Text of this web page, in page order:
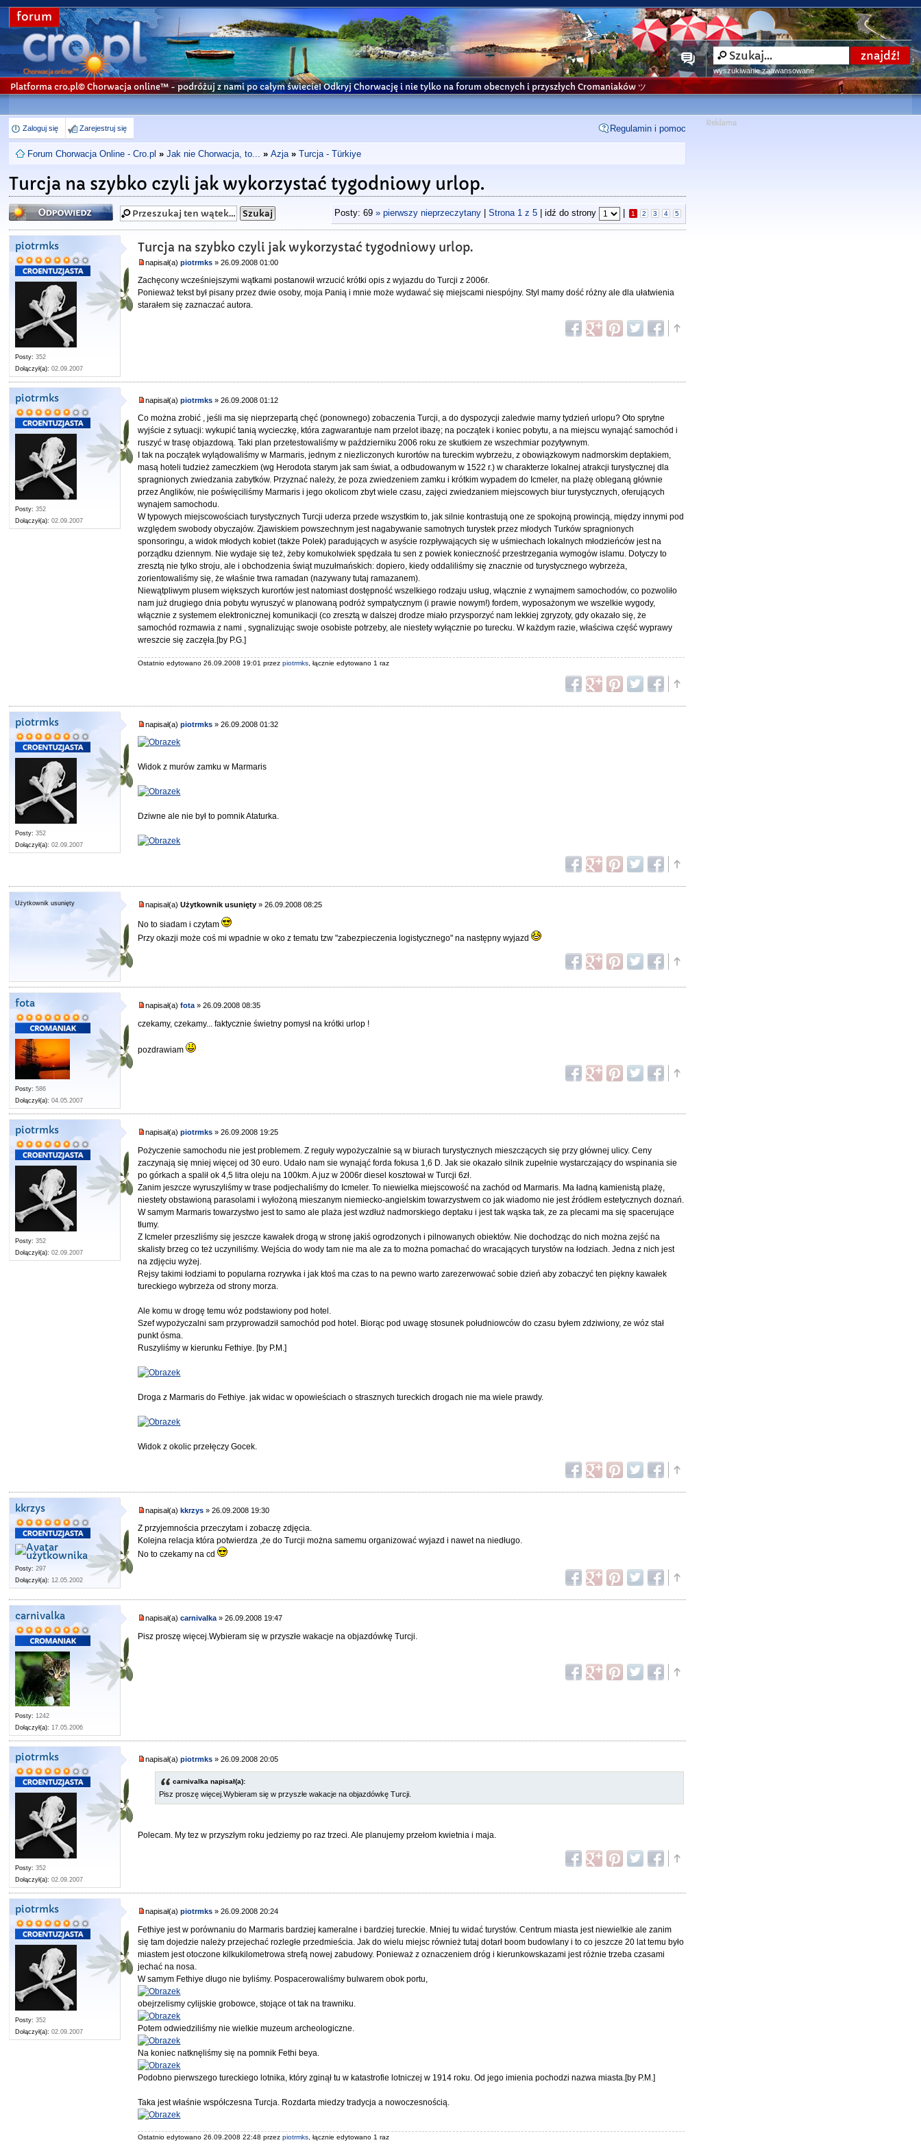
forum
wyszukiwanie zaawansowane
Platforma cro.pl© Chorwacja online™ - podróżuj z nami po całym świecie! Odkryj Chorwację i nie tylko na forum obecnych i przyszłych Cromaniaków ツ
Zaloguj się Zarejestruj się Regulamin i pomoc
Forum Chorwacja Online - Cro.pl » Jak nie Chorwacja, to... » Azja » Turcja - Türkiye
Turcja na szybko czyli jak wykorzystać tygodniowy urlop.
Odpowiedz Posty: 69 » pierwszy nieprzeczytany| Strona 1z 5| idź do strony 1 2 3 4 5
piotrmks
Posty: 352
Dołączył(a): 02.09.2007
Turcja na szybko czyli jak wykorzystać tygodniowy urlop.
napisał(a)piotrmks » 26.09.2008 01:00
Zachęcony wcześniejszymi wątkami postanowił wrzucić krótki opis z wyjazdu do Turcji z 2006r.
Ponieważ tekst był pisany przez dwie osoby, moja Panią i mnie może wydawać się miejscami niespójny. Styl mamy dość różny ale dla ułatwienia
starałem się zaznaczać autora.
piotrmks
Posty: 352
Dołączył(a): 02.09.2007
napisał(a)piotrmks » 26.09.2008 01:12
Co można zrobić , jeśli ma się nieprzepartą chęć (ponownego) zobaczenia Turcji, a do dyspozycji zaledwie marny tydzień urlopu? Oto sprytne
wyjście z sytuacji: wykupić tanią wycieczkę, która zagwarantuje nam przelot ibazę; na początek i koniec pobytu, a na miejscu wynająć samochód i
ruszyć w trasę objazdową. Taki plan przetestowaliśmy w październiku 2006 roku ze skutkiem ze wszechmiar pozytywnym.
I tak na początek wylądowaliśmy w Marmaris, jednym z niezliczonych kurortów na tureckim wybrzeżu, z obowiązkowym nadmorskim deptakiem,
masą hoteli tudzież zameczkiem (wg Herodota starym jak sam świat, a odbudowanym w 1522 r.) w charakterze lokalnej atrakcji turystycznej dla
spragnionych zwiedzania zabytków. Przyznać należy, że poza zwiedzeniem zamku i krótkim wypadem do Icmeler, na plażę obleganą głównie
przez Anglików, nie poświęciliśmy Marmaris i jego okolicom zbyt wiele czasu, zajęci zwiedzaniem miejscowych biur turystycznych, oferujących
wynajem samochodu.
W typowych miejscowościach turystycznych Turcji uderza przede wszystkim to, jak silnie kontrastują one ze spokojną prowincją, między innymi pod
względem swobody obyczajów. Zjawiskiem powszechnym jest nagabywanie samotnych turystek przez młodych Turków spragnionych
sponsoringu, a widok młodych kobiet (także Polek) paradujących w asyście rozpływających się w uśmiechach lokalnych młodzieńców jest na
porządku dziennym. Nie wydaje się też, żeby komukolwiek spędzała tu sen z powiek konieczność przestrzegania wymogów islamu. Dotyczy to
zresztą nie tylko stroju, ale i obchodzenia świąt muzułmańskich: dopiero, kiedy oddaliliśmy się znacznie od turystycznego wybrzeża,
zorientowaliśmy się, że właśnie trwa ramadan (nazywany tutaj ramazanem).
Niewątpliwym plusem większych kurortów jest natomiast dostępność wszelkiego rodzaju usług, włącznie z wynajmem samochodów, co pozwoliło
nam już drugiego dnia pobytu wyruszyć w planowaną podróż sympatycznym (i prawie nowym!) fordem, wyposażonym we wszelkie wygody,
włącznie z systemem elektronicznej komunikacji (co zresztą w dalszej drodze miało przysporzyć nam lekkiej zgryzoty, gdy okazało się, że
samochód rozmawia z nami , sygnalizując swoje osobiste potrzeby, ale niestety wyłącznie po turecku. W każdym razie, właściwa część wyprawy
wreszcie się zaczęła.[by P.G.]
Ostatnio edytowano 26.09.2008 19:01 przezpiotrmks , łącznie edytowano 1 raz
piotrmks
Posty: 352
Dołączył(a): 02.09.2007
napisał(a)piotrmks » 26.09.2008 01:32
Widok z murów zamku w Marmaris
Dziwne ale nie był to pomnik Ataturka.
Użytkownik usunięty napisał(a)Użytkownik usunięty » 26.09.2008 08:25
No to siadam i czytam
Przy okazji może coś mi wpadnie w oko z tematu tzw "zabezpieczenia logistycznego" na następny wyjazd
fota
Posty: 586
Dołączył(a): 04.05.2007
napisał(a)fota » 26.09.2008 08:35
czekamy, czekamy... faktycznie świetny pomysł na krótki urlop !
pozdrawiam
piotrmks
Posty: 352
Dołączył(a): 02.09.2007
napisał(a)piotrmks » 26.09.2008 19:25
Pożyczenie samochodu nie jest problemem. Z reguły wypożyczalnie są w biurach turystycznych mieszczących się przy głównej ulicy. Ceny
zaczynają się mniej więcej od 30 euro. Udało nam sie wynająć forda fokusa 1,6 D. Jak sie okazało silnik zupełnie wystarczający do wspinania sie
po górkach a spalił ok 4,5 litra oleju na 100km. A juz w 2006r diesel kosztował w Turcji 6zł.
Zanim jeszcze wyruszyliśmy w trase podjechaliśmy do Icmeler. To niewielka miejscowość na zachód od Marmaris. Ma ładną kamienistą plażę,
niestety obstawioną parasolami i wyłożoną mieszanym niemiecko-angielskim towarzystwem co jak wiadomo nie jest źródłem estetycznych doznań.
W samym Marmaris towarzystwo jest to samo ale plaża jest wzdłuż nadmorskiego deptaku i jest tak wąska tak, ze za plecami ma się spacerujące
tłumy.
Z Icmeler przeszliśmy się jeszcze kawałek drogą w stronę jakiś ogrodzonych i pilnowanych obiektów. Nie dochodząc do nich można zejść na
skalisty brzeg co też uczyniliśmy. Wejścia do wody tam nie ma ale za to można pomachać do wracających turystów na łodziach. Jedna z nich jest
na zdjęciu wyżej.
Rejsy takimi łodziami to popularna rozrywka i jak ktoś ma czas to na pewno warto zarezerwować sobie dzień aby zobaczyć ten piękny kawałek
tureckiego wybrzeża od strony morza.
Ale komu w drogę temu wóz podstawiony pod hotel.
Szef wypożyczalni sam przyprowadził samochód pod hotel. Biorąc pod uwagę stosunek południowców do czasu byłem zdziwiony, ze wóz stał
punkt ósma.
Ruszyliśmy w kierunku Fethiye. [by P.M.]
Droga z Marmaris do Fethiye. jak widac w opowieściach o strasznych tureckich drogach nie ma wiele prawdy.
Widok z okolic przełęczy Gocek.
kkrzys
Posty: 297
Dołączył(a): 12.05.2002
napisał(a)kkrzys » 26.09.2008 19:30
Z przyjemnościa przeczytam i zobaczę zdjęcia.
Kolejna relacja która potwierdza ,że do Turcji można samemu organizować wyjazd i nawet na niedługo.
No to czekamy na cd
carnivalka
Posty: 1242
Dołączył(a): 17.05.2006
napisał(a)carnivalka » 26.09.2008 19:47
Pisz proszę więcej.Wybieram się w przyszłe wakacje na objazdówkę Turcji.
piotrmks
Posty: 352
Dołączył(a): 02.09.2007
napisał(a)piotrmks » 26.09.2008 20:05
carnivalka napisał(a):
Pisz proszę więcej.Wybieram się w przyszłe wakacje na objazdówkę Turcji.
Polecam. My tez w przyszłym roku jedziemy po raz trzeci. Ale planujemy przełom kwietnia i maja.
piotrmks
Posty: 352
Dołączył(a): 02.09.2007
napisał(a)piotrmks » 26.09.2008 20:24
Fethiye jest w porównaniu do Marmaris bardziej kameralne i bardziej tureckie. Mniej tu widać turystów. Centrum miasta jest niewielkie ale zanim
się tam dojedzie należy przejechać rozległe przedmieścia. Jak do wielu miejsc również tutaj dotarł boom budowlany i to co jeszcze 20 lat temu było
miastem jest otoczone kilkukilometrowa strefą nowej zabudowy. Ponieważ z oznaczeniem dróg i kierunkowskazami jest różnie trzeba czasami
jechać na nosa.
W samym Fethiye długo nie byliśmy. Pospacerowaliśmy bulwarem obok portu,
obejrzelismy cylijskie grobowce, stojące ot tak na trawniku.
Potem odwiedziliśmy nie wielkie muzeum archeologiczne.
Na koniec natknęliśmy się na pomnik Fethi beya.
Podobno pierwszego tureckiego lotnika, który zginął tu w katastrofie lotniczej w 1914 roku. Od jego imienia pochodzi nazwa miasta.[by P.M.]
Taka jest właśnie współczesna Turcja. Rozdarta miedzy tradycja a nowoczesnością.
Ostatnio edytowano 26.09.2008 22:48 przezpiotrmks , łącznie edytowano 1 raz